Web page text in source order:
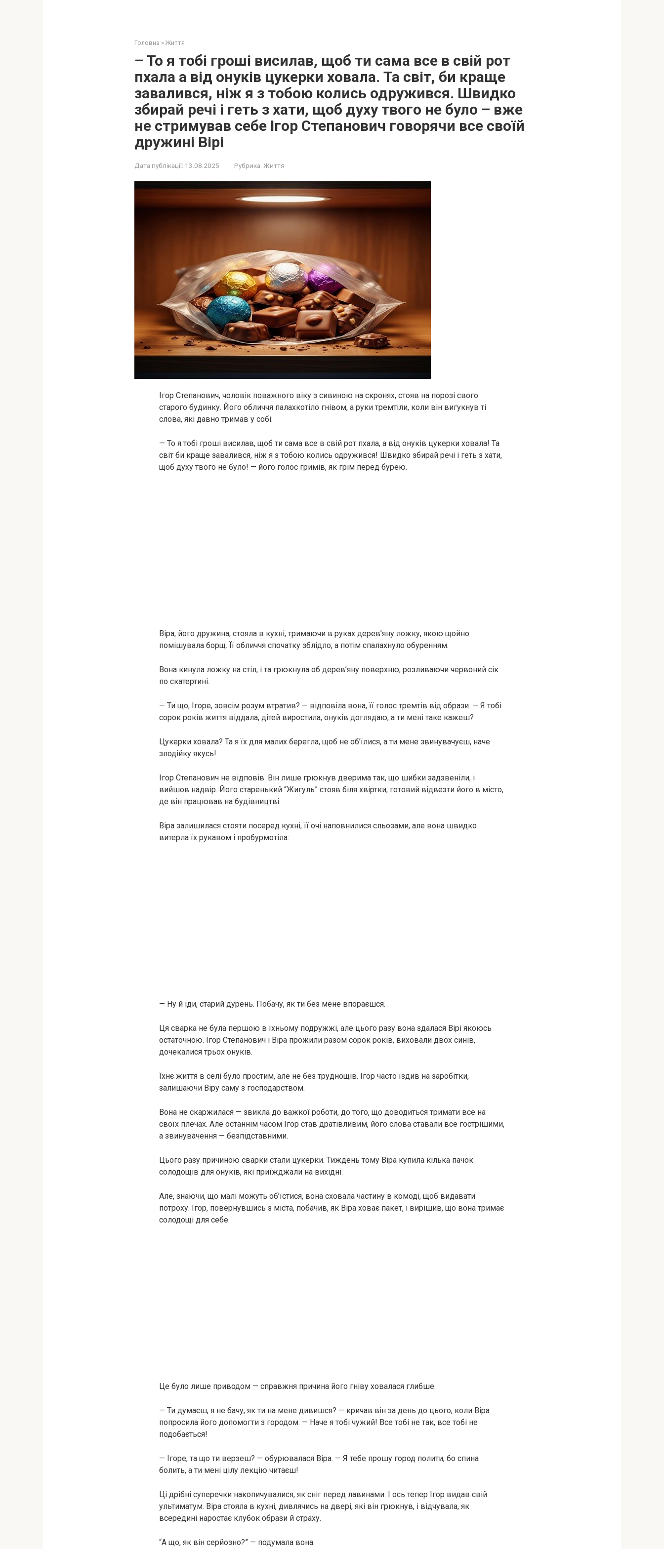
Головна » Життя
– То я тобі гроші висилав, щоб ти сама все в свій рот
пхала а від онуків цукерки ховала. Та світ, би краще
завалився, ніж я з тобою колись одружився. Швидко
збирай речі і геть з хати, щоб духу твого не було – вже
не стримував себе Ігор Степанович говорячи все своїй
дружині Вірі
Дата публікації: 13.08.2025 Рубрика: Життя
Ігор Степанович, чоловік поважного віку з сивиною на скронях, стояв на порозі свого
старого будинку. Його обличчя палахкотіло гнівом, а руки тремтіли, коли він вигукнув ті
слова, які давно тримав у собі:
— То я тобі гроші висилав, щоб ти сама все в свій рот пхала, а від онуків цукерки ховала! Та
світ би краще завалився, ніж я з тобою колись одружився! Швидко збирай речі і геть з хати,
щоб духу твого не було! — його голос гримів, як грім перед бурею.
Віра, його дружина, стояла в кухні, тримаючи в руках дерев’яну ложку, якою щойно
помішувала борщ. Її обличчя спочатку зблідло, а потім спалахнуло обуренням.
Вона кинула ложку на стіл, і та грюкнула об дерев’яну поверхню, розливаючи червоний сік
по скатертині.
— Ти що, Ігоре, зовсім розум втратив? — відповіла вона, її голос тремтів від образи. — Я тобі
сорок років життя віддала, дітей виростила, онуків доглядаю, а ти мені таке кажеш?
Цукерки ховала? Та я їх для малих берегла, щоб не об’їлися, а ти мене звинувачуєш, наче
злодійку якусь!
Ігор Степанович не відповів. Він лише грюкнув дверима так, що шибки задзвеніли, і
вийшов надвір. Його старенький “Жигуль” стояв біля хвіртки, готовий відвезти його в місто,
де він працював на будівництві.
Віра залишилася стояти посеред кухні, її очі наповнилися сльозами, але вона швидко
витерла їх рукавом і пробурмотіла:
— Ну й іди, старий дурень. Побачу, як ти без мене впораєшся.
Ця сварка не була першою в їхньому подружжі, але цього разу вона здалася Вірі якоюсь
остаточною. Ігор Степанович і Віра прожили разом сорок років, виховали двох синів,
дочекалися трьох онуків.
Їхнє життя в селі було простим, але не без труднощів. Ігор часто їздив на заробітки,
залишаючи Віру саму з господарством.
Вона не скаржилася — звикла до важкої роботи, до того, що доводиться тримати все на
своїх плечах. Але останнім часом Ігор став дратівливим, його слова ставали все гострішими,
а звинувачення — безпідставними.
Цього разу причиною сварки стали цукерки. Тиждень тому Віра купила кілька пачок
солодощів для онуків, які приїжджали на вихідні.
Але, знаючи, що малі можуть об’їстися, вона сховала частину в комоді, щоб видавати
потроху. Ігор, повернувшись з міста, побачив, як Віра ховає пакет, і вирішив, що вона тримає
солодощі для себе.
Це було лише приводом — справжня причина його гніву ховалася глибше.
— Ти думаєш, я не бачу, як ти на мене дивишся? — кричав він за день до цього, коли Віра
попросила його допомогти з городом. — Наче я тобі чужий! Все тобі не так, все тобі не
подобається!
— Ігоре, та що ти верзеш? — обурювалася Віра. — Я тебе прошу город полити, бо спина
болить, а ти мені цілу лекцію читаєш!
Ці дрібні суперечки накопичувалися, як сніг перед лавинами. І ось тепер Ігор видав свій
ультиматум. Віра стояла в кухні, дивлячись на двері, які він грюкнув, і відчувала, як
всередині наростає клубок образи й страху.
“А що, як він серйозно?” — подумала вона.